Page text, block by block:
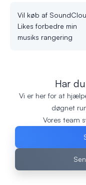
Vil køb af
Likes forbedre min
musiks rangering
Har
Vi er her for at
døgnet
Vores team